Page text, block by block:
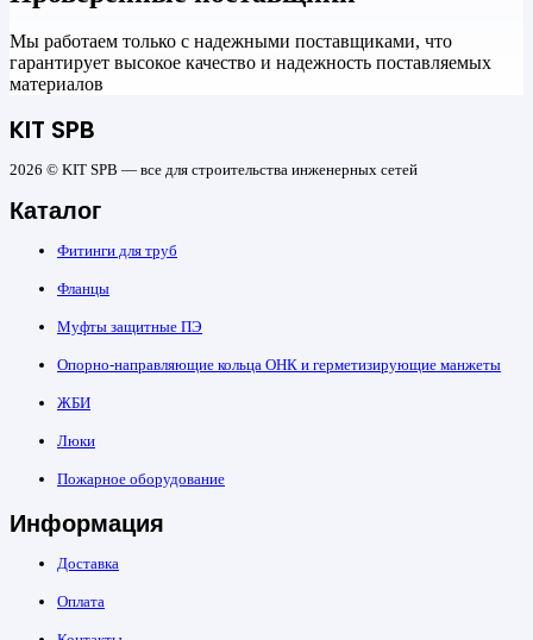
Мы работаем только с надежными поставщиками, что
гарантирует высокое качество и надежность поставляемых
материалов
KIT SPB
2026 © KIT SPB — все для строительства инженерных сетей
Каталог
Фитинги для труб
Фланцы
Муфты защитные ПЭ
Опорно-направляющие кольца ОНК и герметизирующие манжеты
ЖБИ
Люки
Пожарное оборудование
Информация
Доставка
Оплата